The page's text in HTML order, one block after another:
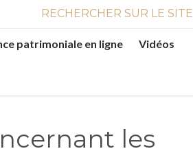
RECHERCHER SUR LE SITE
patrimoniale en ligne Vidéos
les